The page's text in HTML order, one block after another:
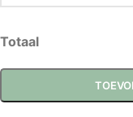
Totaal